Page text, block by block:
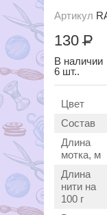
Артикул
130Р
В наличии
6 шт..
Цвет
Состав
Длина
мотка, м
Длина
нити на
100 г